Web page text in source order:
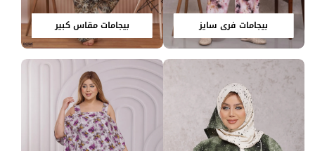
بيجامات فري سايز بيجامات مقاس كبير